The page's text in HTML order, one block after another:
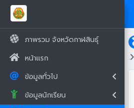
ภาพรวม จังหวัดกาฬสินธุ์
หน้าแรก
ข้อมูลทั่วไป
ข้อมูลนักเรียน
.